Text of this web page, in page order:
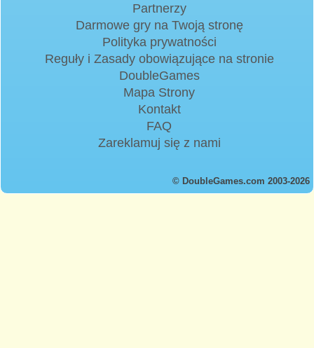
Partnerzy
Darmowe gry na Twoją stronę
Polityka prywatności
Reguły i Zasady obowiązujące na stronie
DoubleGames
Mapa Strony
Kontakt
FAQ
Zareklamuj się z nami
© DoubleGames.com 2003-2026